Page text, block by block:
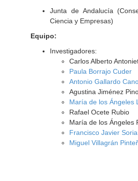
Junta de Andalucía
Ciencia y Empresas)
Equipo:
Investigadores:
Carlos Alberto
Paula Borrajo Cuder
Antonio Gallardo
Agustina Jiménez
María de los Ángeles
Rafael Ocete Rubio
María de los Ángeles
Francisco Javier
Miguel Villagrán